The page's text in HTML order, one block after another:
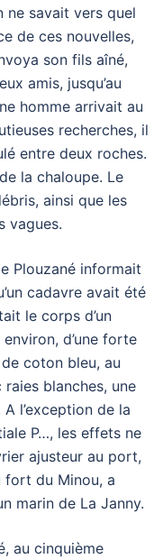
ne savait vers quel
de ces nouvelles,
son fils aîné,
amis, jusqu’au
homme arrivait au
recherches, il
entre deux roches.
la chaloupe. Le
ainsi que les
vagues.
Plouzané informait
cadavre avait été
le corps d’un
d’une forte
coton bleu, au
blanches, une
l’exception de la
P…, les effets ne
ajusteur au port,
fort du Minou, a
marin de La Janny.
au cinquième